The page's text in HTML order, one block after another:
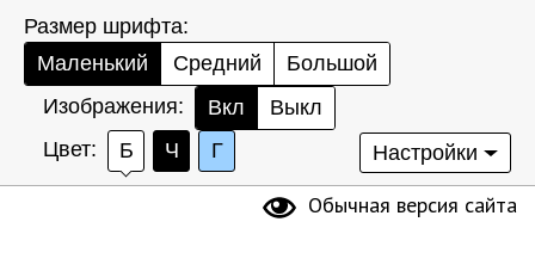
Размер шрифта:
Маленький
Средний
Большой
Изображения:
Вкл
Выкл
Цвет:
Б Ч Г Настройки
Обычная версия сайта